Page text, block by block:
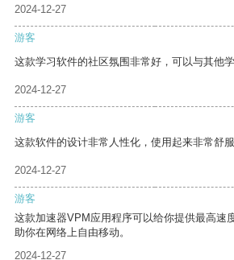
2024-12-27
游客
这款学习软件的社区氛围非常好，可以与其他
2024-12-27
游客
这款软件的设计非常人性化，使用起来非常舒服
2024-12-27
游客
这款加速器VPM应用程序可以给你提供最高速
助你在网络上自由移动。
2024-12-27